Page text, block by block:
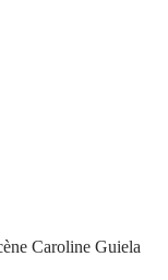
Caroline Guiela